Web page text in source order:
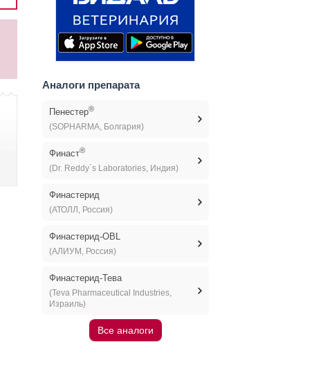
Аналоги препарата
Пенестер®
(SOPHARMA, Болгария)
Финаст®
(Dr. Reddy`s Laboratories, Индия)
Финастерид
(АТОЛЛ, Россия)
Финастерид-OBL
(АЛИУМ, Россия)
Финастерид-Тева
(Teva Pharmaceutical Industries,
Израиль)
Все аналоги